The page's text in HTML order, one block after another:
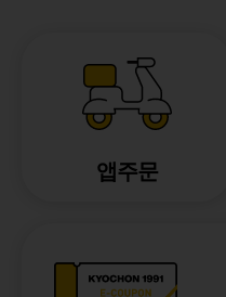
앱주문